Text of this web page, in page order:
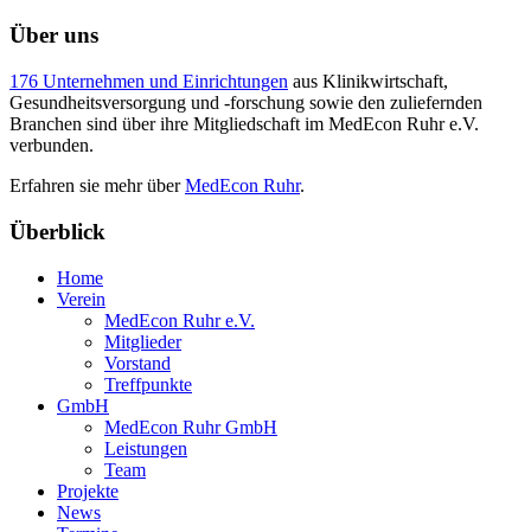
Über uns
176 Unternehmen und Einrichtungen aus Klinikwirtschaft,
Gesundheitsversorgung und -forschung sowie den zuliefernden
Branchen sind über ihre Mitgliedschaft im MedEcon Ruhr e.V.
verbunden.
Erfahren sie mehr überMedEcon Ruhr.
Überblick
Home
Verein
MedEcon Ruhr e.V.
Mitglieder
Vorstand
Treffpunkte
GmbH
MedEcon Ruhr GmbH
Leistungen
Team
Projekte
News